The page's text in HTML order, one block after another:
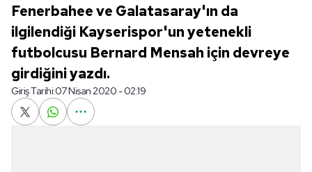
Fenerbahee ve Galatasaray'ın da
ilgilendiği Kayserispor'un yetenekli
futbolcusu Bernard Mensah için devreye
girdiğini yazdı.
Giriş Tarihi:07 Nisan 2020 - 02:19